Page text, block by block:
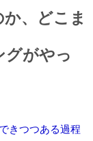
、どこま
グがやっ
きつつある過程